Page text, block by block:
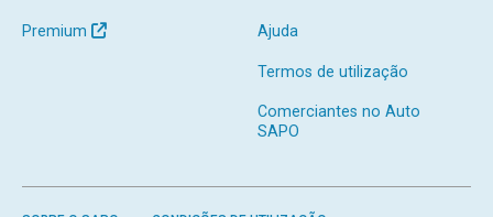
Premium Ajuda
Termos de utilização
Comerciantes no Auto
SAPO